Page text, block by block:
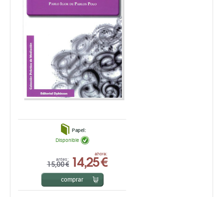
Papel:
antes:
15,00 €
ahora:
14,25 €
Disponible
comprar